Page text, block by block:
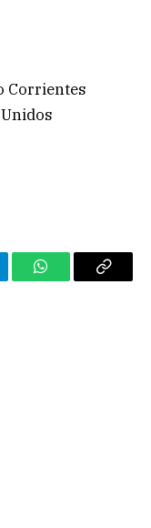
Corrientes
WhatsAppCopy